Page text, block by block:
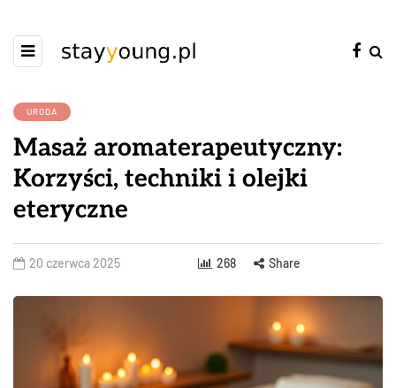
URODA
Masaż aromaterapeutyczny:
Korzyści, techniki i olejki
eteryczne
20 czerwca 2025 268 Share